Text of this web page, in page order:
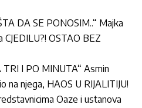
DA SE PONOSIM..“ Majka
CJEDILU?! OSTAO BEZ
TRI I PO MINUTA“ Asmin
na njega, HAOS U RIJALITIJU!
Oaze i ustanova